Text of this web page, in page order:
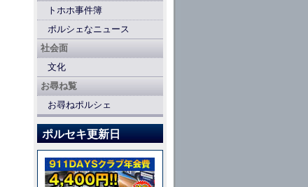
トホホ事件簿
ポルシェなニュース
社会面
文化
お尋ね覧
お尋ねポルシェ
ポルセキ更新日